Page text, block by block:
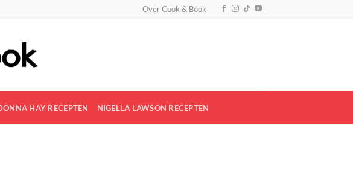
Over Cook & Book
HAY RECEPTEN NIGELLA LAWSON RECEPTEN